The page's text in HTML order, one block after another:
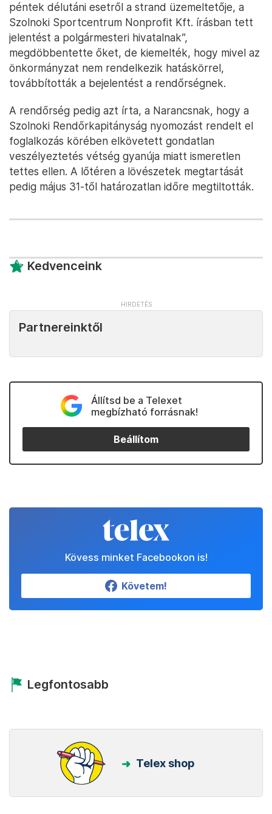
péntek délutáni esetről a strand üzemeltetője, a
Szolnoki Sportcentrum Nonprofit Kft. írásban tett
jelentést a polgármesteri hivatalnak”,
megdöbbentette őket, de kiemelték, hogy mivel az
önkormányzat nem rendelkezik hatáskörrel,
továbbították a bejelentést a rendőrségnek.
A rendőrség pedig azt írta, a Narancsnak, hogy a
Szolnoki Rendőrkapitányság nyomozást rendelt el
foglalkozás körében elkövetett gondatlan
veszélyeztetés vétség gyanúja miatt ismeretlen
tettes ellen. A lőtéren a lövészetek megtartását
pedig május 31-től határozatlan időre megtiltották.
Kedvenceink
Partnereinktől
Állítsd be a Telexet
megbízható forrásnak!
Beállítom
Kövess minket Facebookon is!
Követem!
Legfontosabb
Telex shop